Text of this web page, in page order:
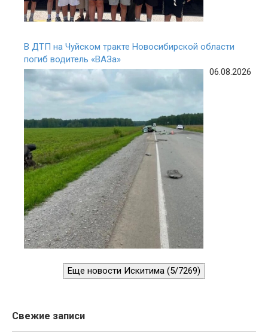
В ДТП на Чуйском тракте Новосибирской области
погиб водитель «ВАЗа»
06.08.2026
Еще новости Искитима (5/7269)
Свежие записи